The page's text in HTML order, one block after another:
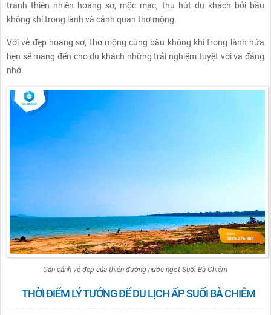
tranh thiên nhiên hoang sơ, mộc mạc, thu hút du khách bởi bầu
không khí trong lành và cảnh quan thơ mộng.
Với vẻ đẹp hoang sơ, thơ mộng cùng bầu không khí trong lành hứa
hẹn sẽ mang đến cho du khách những trải nghiệm tuyệt vời và đáng
nhớ.
Cận cảnh vẻ đẹp của thiên đường nước ngọt Suối Bà Chiêm
THỜI ĐIỂM LÝ TƯỞNG ĐỂ DU LỊCH ẤP SUỐI BÀ CHIÊM